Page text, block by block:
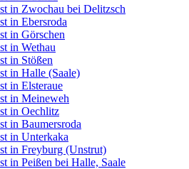
in Zwochau bei Delitzsch
in Ebersroda
in Görschen
in Wethau
in Stößen
in Halle (Saale)
in Elsteraue
in Meineweh
in Oechlitz
in Baumersroda
in Unterkaka
in Freyburg (Unstrut)
in Peißen bei Halle, Saale